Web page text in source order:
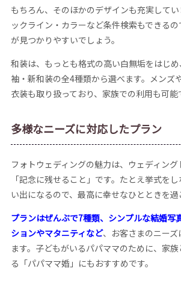
もちろん、そのほかのデザインも充実して
ックライン・カラーなど条件検索もできる
が見つかりやすいでしょう。
和装は、もっとも格式の高い白無垢をはじ
袖・新和装の全4種類から選べます。メンズ
衣装も取り扱っており、家族での利用も可能
多様なニーズに対応したプラン
フォトウェディングの魅力は、ウェディン
「記念に残せること」です。たとえ挙式を
い出になるので、最高に幸せなひとときを過
プランはぜんぶで7種類、シンプルな結婚写
ションやマタニティなど、お客さまのニー
ます。子どもがいるパパママのために、家
る「パパママ婚」にもおすすめです。